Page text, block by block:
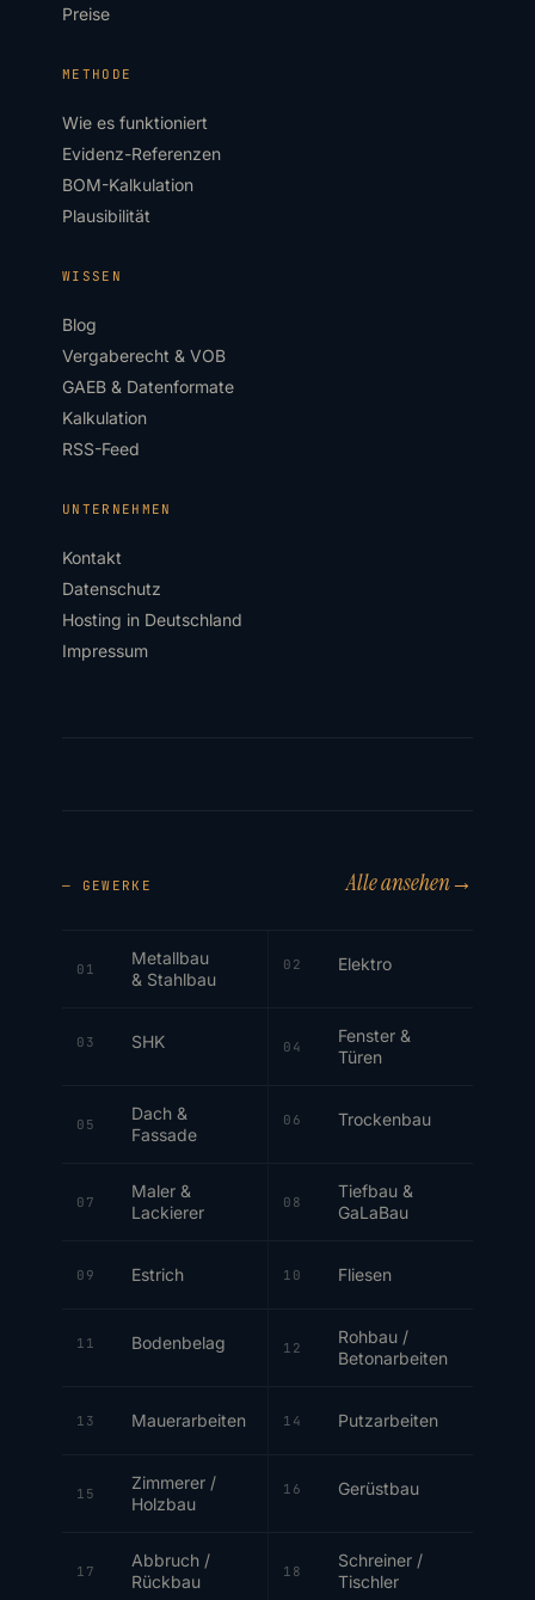
Preise
METHODE
Wie es funktioniert
Evidenz-Referenzen
BOM-Kalkulation
Plausibilität
WISSEN
Blog
Vergaberecht & VOB
GAEB & Datenformate
Kalkulation
RSS-Feed
UNTERNEHMEN
Kontakt
Datenschutz
Hosting in Deutschland
Impressum
— GEWERKE Alle ansehen→
01
Metallbau
& Stahlbau
02 Elektro
03 SHK 04
Fenster &
Türen
05
Dach &
Fassade
06 Trockenbau
07
Maler &
Lackierer
08
Tiefbau &
GaLaBau
09 Estrich 10 Fliesen
11 Bodenbelag 12
Rohbau /
Betonarbeiten
13 Mauerarbeiten 14 Putzarbeiten
15
Zimmerer /
Holzbau
16 Gerüstbau
17
Abbruch /
Rückbau
18
Schreiner /
Tischler